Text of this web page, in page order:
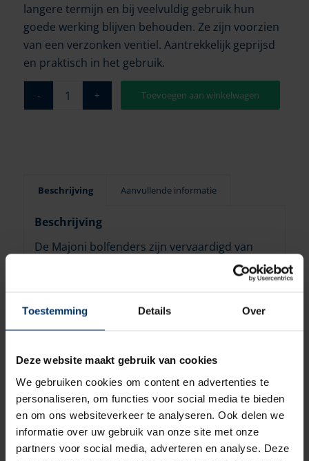
Toestemming Details Over
Deze website maakt gebruik van cookies
We gebruiken cookies om content en advertenties te
personaliseren, om functies voor social media te bieden
en om ons websiteverkeer te analyseren. Ook delen we
informatie over uw gebruik van onze site met onze
partners voor social media, adverteren en analyse. Deze
langere termijn en bij veelvuldig gebruik hun
goede werking blijven behouden. Ze zijn voorzien
van een verzonken ventiel. Aantrekkelijk geprijsd
en praktisch in het gebruik.
Toevoegen aan winkelwagen
Beschrijving Aanvullende informatie
Beschrijving
De Majoni bolfenders zijn vervaardigd van
duurzaam kunststof, waardoor deze ook op
langere termijn en bij veelvuldig gebruik hun
voorzien van een verzonken ventiel.
gebruik.
Fenders worden zonder lucht geleverd.